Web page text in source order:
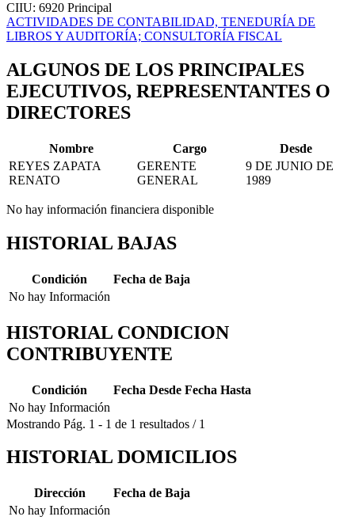
CIIU: 6920 Principal
ACTIVIDADES DE CONTABILIDAD, TENEDURÍA DE
LIBROS Y AUDITORÍA; CONSULTORÍA FISCAL
ALGUNOS DE LOS PRINCIPALES
EJECUTIVOS, REPRESENTANTES O
DIRECTORES
Nombre Cargo
Desde
REYES ZAPATA
RENATO
GERENTE
GENERAL
9 DE JUNIO DE
1989
No hay información financiera disponible
HISTORIAL BAJAS
Condición
Fecha de Baja
No hay Información
HISTORIAL CONDICION
CONTRIBUYENTE
Condición Fecha Desde Fecha Hasta
No hay Información
Mostrando Pág. 1 - 1 de 1 resultados / 1
HISTORIAL DOMICILIOS
Dirección
Fecha de Baja
No hay Información